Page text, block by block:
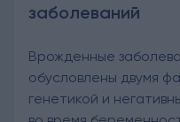
заболеваний
Врожденные
обусловлены двумя
генетикой и